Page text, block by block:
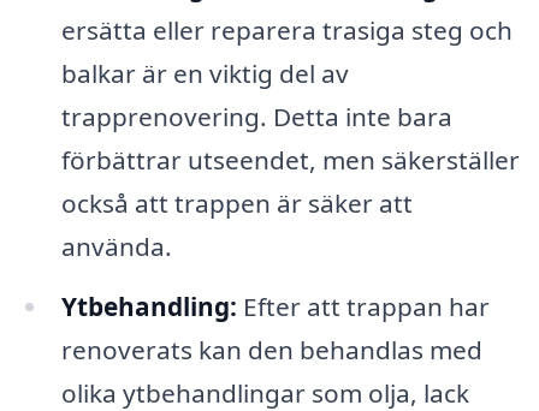
ersätta eller reparera trasiga steg och
balkar är en viktig del av
trapprenovering. Detta inte bara
förbättrar utseendet, men säkerställer
också att trappen är säker att
använda.
Ytbehandling: Efter att trappan har
renoverats kan den behandlas med
olika ytbehandlingar som olja, lack